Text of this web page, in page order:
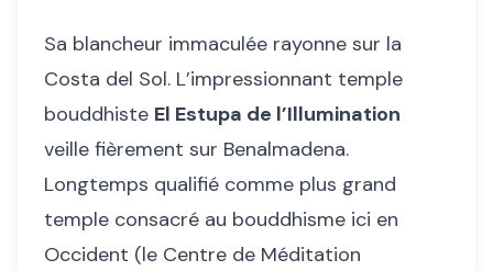
Sa blancheur immaculée rayonne sur la
Costa del Sol. L’impressionnant temple
bouddhiste El Estupa de l’Illumination
veille fièrement sur Benalmadena.
Longtemps qualifié comme plus grand
temple consacré au bouddhisme ici en
Occident (le Centre de Méditation